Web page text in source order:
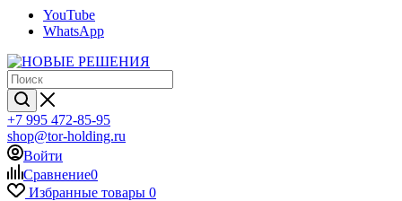
YouTube
WhatsApp
+7 995 472-85-95
shop@tor-holding.ru
Войти
Сравнение0
Избранные товары 0